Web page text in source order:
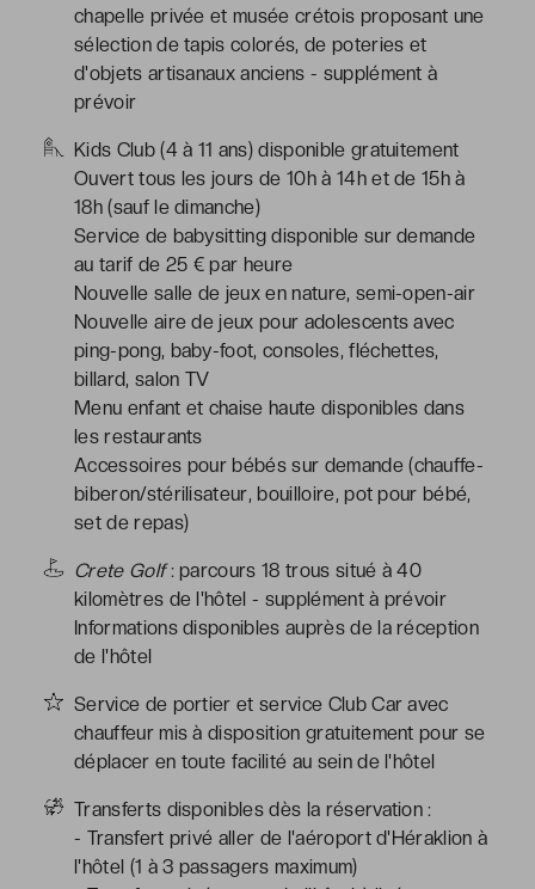
chapelle privée et musée crétois proposant une
sélection de tapis colorés, de poteries et
d'objets artisanaux anciens - supplément à
prévoir
Kids Club (4 à 11 ans) disponible gratuitement
Ouvert tous les jours de 10h à 14h et de 15h à
18h (sauf le dimanche)
Service de babysitting disponible sur demande
au tarif de 25 € par heure
Nouvelle salle de jeux en nature, semi-open-air
Nouvelle aire de jeux pour adolescents avec
ping-pong, baby-foot, consoles, fléchettes,
billard, salon TV
Menu enfant et chaise haute disponibles dans
les restaurants
Accessoires pour bébés sur demande (chauffe-
biberon/stérilisateur, bouilloire, pot pour bébé,
set de repas)
Crete Golf: parcours 18 trous situé à 40
kilomètres de l'hôtel - supplément à prévoir
Informations disponibles auprès de la réception
de l'hôtel
Service de portier et service Club Car avec
chauffeur mis à disposition gratuitement pour se
déplacer en toute facilité au sein de l'hôtel
Transferts disponibles dès la réservation :
- Transfert privé aller de l'aéroport d'Héraklion à
l'hôtel (1 à 3 passagers maximum)